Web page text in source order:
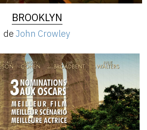
BROOKLYN
de John Crowley